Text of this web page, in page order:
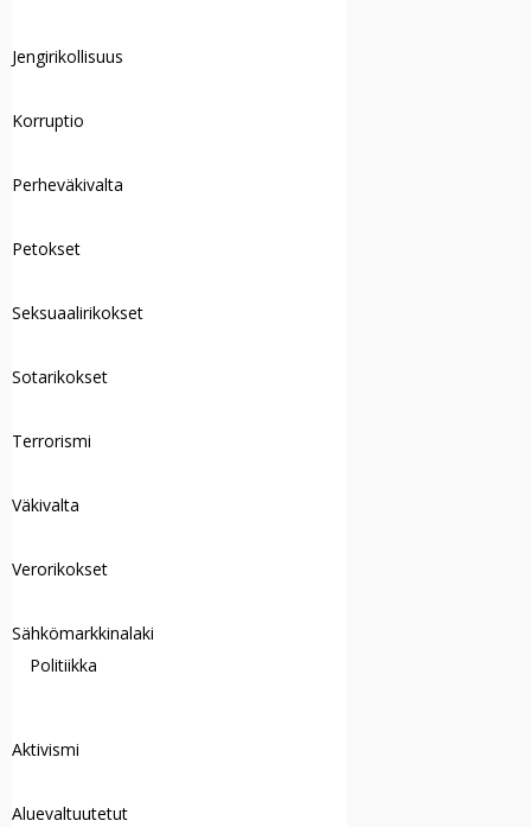
Jengirikollisuus
Korruptio
Perheväkivalta
Petokset
Seksuaalirikokset
Sotarikokset
Terrorismi
Väkivalta
Verorikokset
Sähkömarkkinalaki
Politiikka
Aktivismi
Aluevaltuutetut